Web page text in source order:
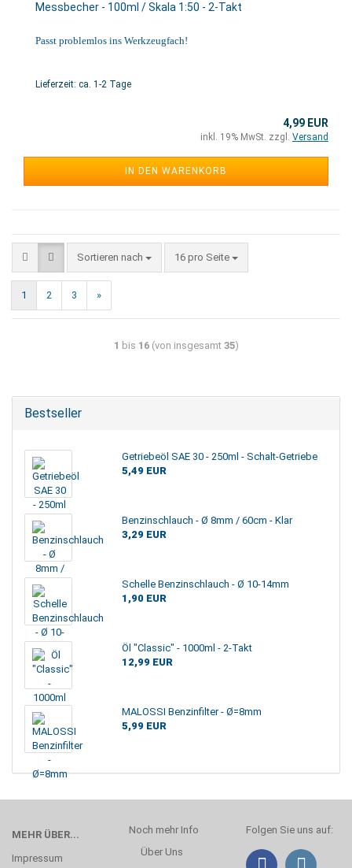
Messbecher - 100ml / Skala 1:50 - 2-Takt
Passt problemlos ins Werkzeugfach!
Lieferzeit: ca. 1-2 Tage
4,99 EUR
inkl. 19% MwSt. zzgl. Versand
IN DEN WARENKORB
Sortieren nach 16 pro Seite
1 2 3 »
1 bis 16(von insgesamt 35)
Bestseller
Getriebeöl SAE 30 - 250ml - Schalt-Getriebe
5,49 EUR
Benzinschlauch - Ø 8mm / 60cm - Klar
3,29 EUR
Schelle Benzinschlauch - Ø 10-14mm
1,90 EUR
Öl "Classic" - 1000ml - 2-Takt
12,99 EUR
MALOSSI Benzinfilter - Ø=8mm
5,99 EUR
MEHR ÜBER...
Impressum
Noch mehr Info
Über Uns
Folgen Sie uns auf: